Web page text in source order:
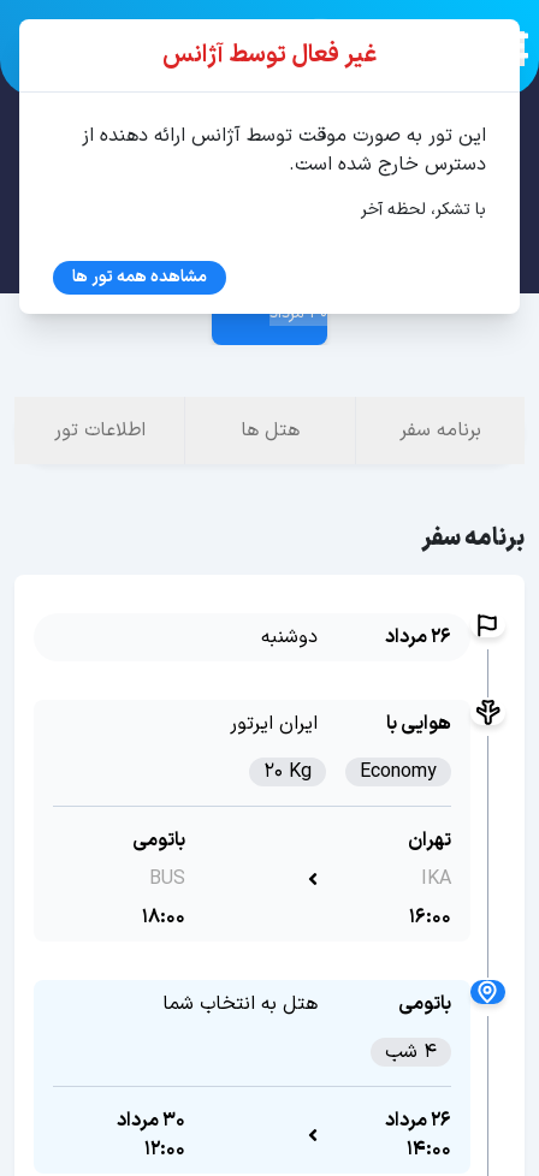
تور باتومی 4 شب مرداد
30 مرداد
برنامه سفر هتل ها اطلاعات تور
برنامه سفر
26 مرداد دوشنبه
هوایی با
ایران ایرتور
Economy
20 Kg
تهران
IKA
16:00
باتومی
BUS
18:00
باتومی
هتل به انتخاب شما
4 شب
26 مرداد
14:00
30 مرداد
12:00
غیر فعال توسط آژانس
این تور به صورت موقت توسط آژانس ارائه دهنده از
دسترس خارج شده است.
با تشکر، لحظه آخر
مشاهده همه تور ها